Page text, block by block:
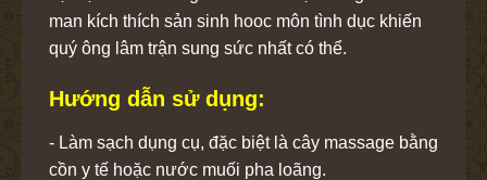
man kích thích sản sinh hooc môn tình dục khiến
quý ông lâm trận sung sức nhất có thể.
Hướng dẫn sử dụng:
- Làm sạch dụng cụ, đặc biệt là cây massage bằng
cồn y tế hoặc nước muối pha loãng.